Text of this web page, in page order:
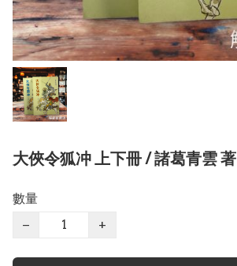
大俠令狐冲 上下冊 / 諸葛青雲 著
數量
−
+